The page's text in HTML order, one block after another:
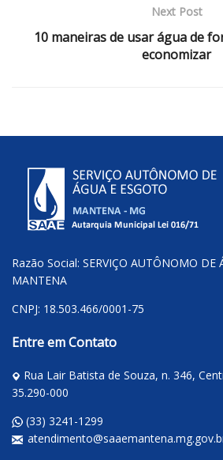
Next Post
10 maneiras de usar água de
economizar
Razão Social: SERVIÇO AUTÔNOMO DE
MANTENA
CNPJ: 18.503.466/0001-75
Entre em Contato
Rua Lair Batista de Souza, n. 346,
35.290-000
(33) 3241-1299